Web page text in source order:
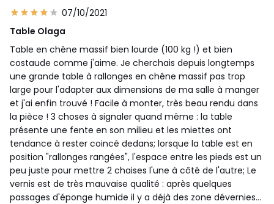
07/10/2021
Table Olaga
Table en chêne massif bien lourde (100 kg !) et bien
costaude comme j'aime. Je cherchais depuis longtemps
une grande table à rallonges en chêne massif pas trop
large pour l'adapter aux dimensions de ma salle à manger
et j'ai enfin trouvé ! Facile à monter, très beau rendu dans
la pièce ! 3 choses à signaler quand même : la table
présente une fente en son milieu et les miettes ont
tendance à rester coincé dedans; lorsque la table est en
position "rallonges rangées", l'espace entre les pieds est un
peu juste pour mettre 2 chaises l'une à côté de l'autre; Le
vernis est de très mauvaise qualité : après quelques
passages d'éponge humide il y a déjà des zone dévernies...